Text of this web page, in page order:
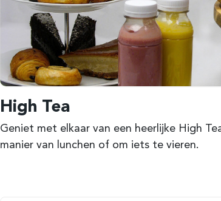
High Tea
Geniet met elkaar van een heerlijke High
manier van lunchen of om iets te vieren.